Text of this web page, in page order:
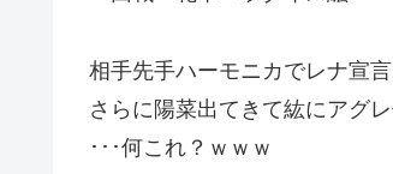
相手先手ハーモニカでレナ宣
さらに陽菜出てきて紘にアグ
･･･何これ？ｗｗｗ